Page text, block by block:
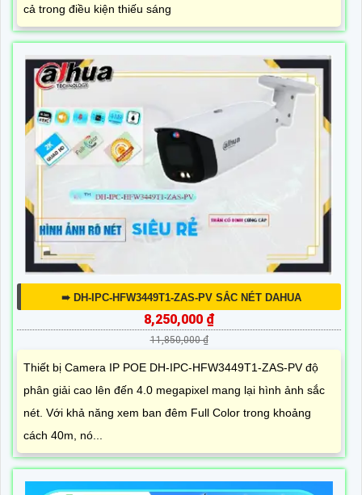
cả trong điều kiện thiếu sáng
➠ DH-IPC-HFW3449T1-ZAS-PV SẮC NÉT DAHUA
8,250,000 ₫
11,850,000 ₫
Thiết bị Camera IP POE DH-IPC-HFW3449T1-ZAS-PV độ
phân giải cao lên đến 4.0 megapixel mang lại hình ảnh sắc
nét. Với khả năng xem ban đêm Full Color trong khoảng
cách 40m, nó...